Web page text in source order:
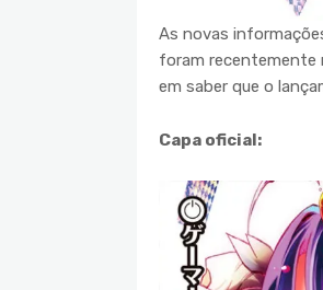
As novas
foram recentemente
em saber que o
Capa oficial: